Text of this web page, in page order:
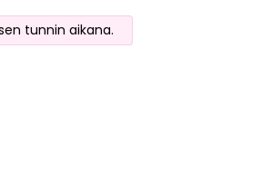
tunnin aikana.